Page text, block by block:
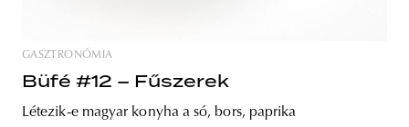
GASZTRONÓMIA
Büfé #12 – Fűszerek
Létezik-e magyar konyha a só, bors, paprika